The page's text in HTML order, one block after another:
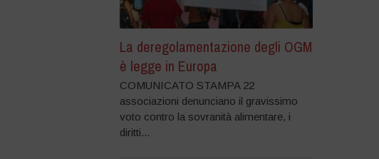
La deregolamentazione degli OGM
è legge in Europa
COMUNICATO STAMPA 22
associazioni denunciano il gravissimo
voto contro la sovranità alimentare, i
diritti...